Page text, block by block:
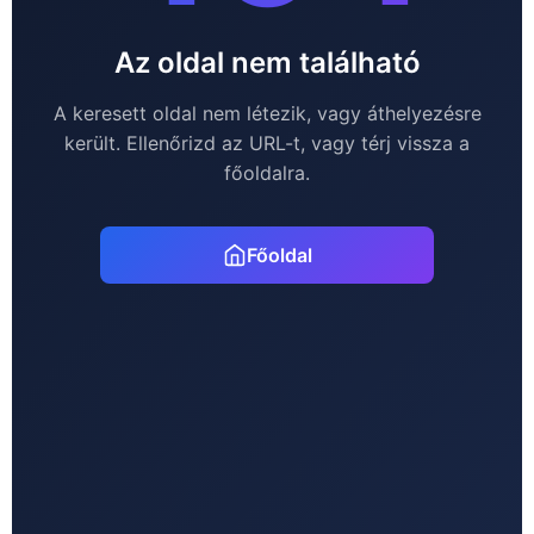
Az oldal nem található
A keresett oldal nem létezik, vagy áthelyezésre
került. Ellenőrizd az URL-t, vagy térj vissza a
főoldalra.
Főoldal